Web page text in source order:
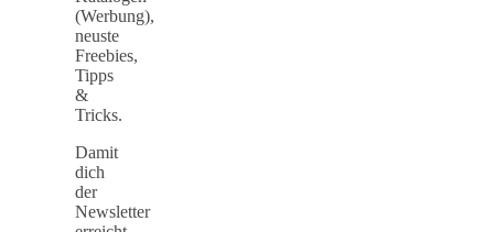
(Werbung),
neuste
Freebies,
Tipps
&
Tricks.
Damit
dich
der
Newsletter